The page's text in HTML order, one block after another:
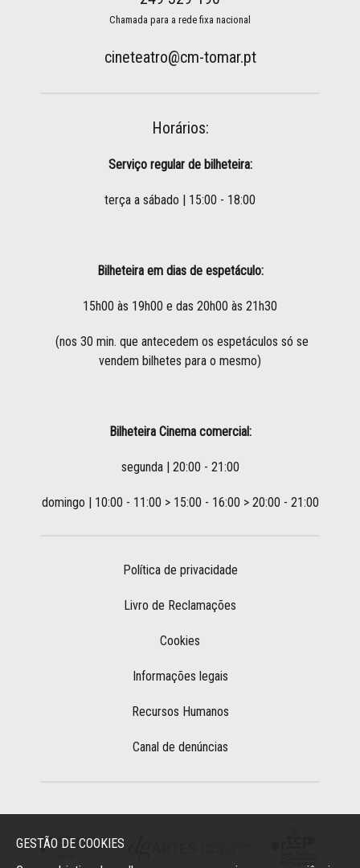
GESTÃO DE COOKIES
Chamada para a rede fixa nacional
cineteatro@cm-tomar.pt
Horários:
Serviço regular de bilheteira:
terça a sábado | 15:00 - 18:00
Bilheteira em dias de espetáculo:
15h00 às 19h00 e das 20h00 às 21h30
(nos 30 min. que antecedem os espetáculos só se
vendem bilhetes para o mesmo)
Bilheteira Cinema comercial:
segunda | 20:00 - 21:00
domingo | 10:00 - 11:00 > 15:00 - 16:00 > 20:00 - 21:00
Política de privacidade
Livro de Reclamações
Cookies
Informações legais
Recursos Humanos
Canal de denúncias